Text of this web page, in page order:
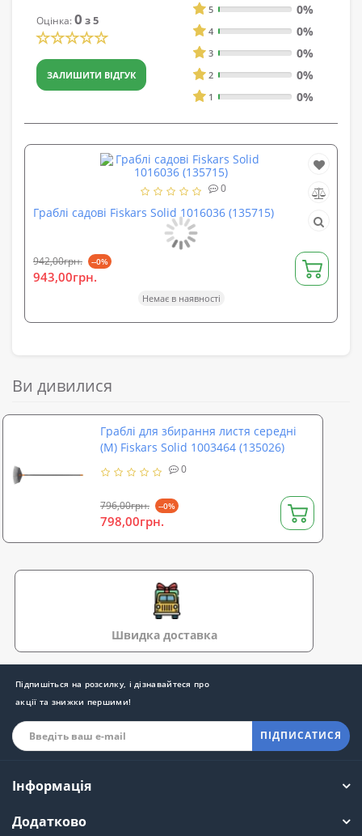
Оцінка:0 з 5
ЗАЛИШИТИ ВІДГУК
5 0%
4 0%
3 0%
2 0%
1 0%
0
Граблі садові Fiskars Solid 1016036 (135715)
942,00грн. --0%
943,00грн.
Немає в наявності
Ви дивилися
Граблі для збирання листя середні
(M) Fiskars Solid 1003464 (135026)
0
796,00грн. --0%
798,00грн.
Швидка доставка
Підпишіться на розсилку, і дізнавайтеся про
акції та знижки першими!
ПІДПИСАТИСЯ
Інформація
Додатково